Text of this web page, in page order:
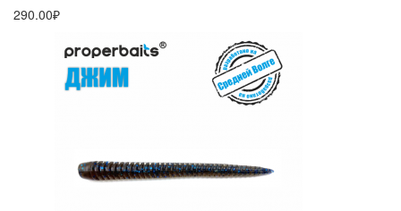
290.00₽